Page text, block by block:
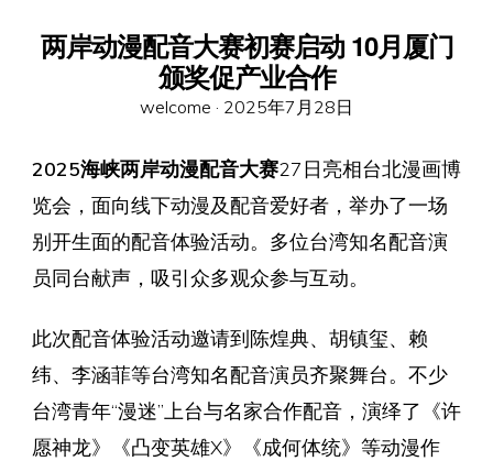
两岸动漫配音大赛初赛启动 10月厦门
颁奖促产业合作
welcome · Posted
2025年7月28日
2025海峡两岸动漫配音大赛27日亮相台北漫画博
览会，面向线下动漫及配音爱好者，举办了一场
别开生面的配音体验活动。多位台湾知名配音演
员同台献声，吸引众多观众参与互动。
此次配音体验活动邀请到陈煌典、胡镇玺、赖
纬、李涵菲等台湾知名配音演员齐聚舞台。不少
台湾青年“漫迷”上台与名家合作配音，演绎了《许
愿神龙》《凸变英雄X》《成何体统》等动漫作